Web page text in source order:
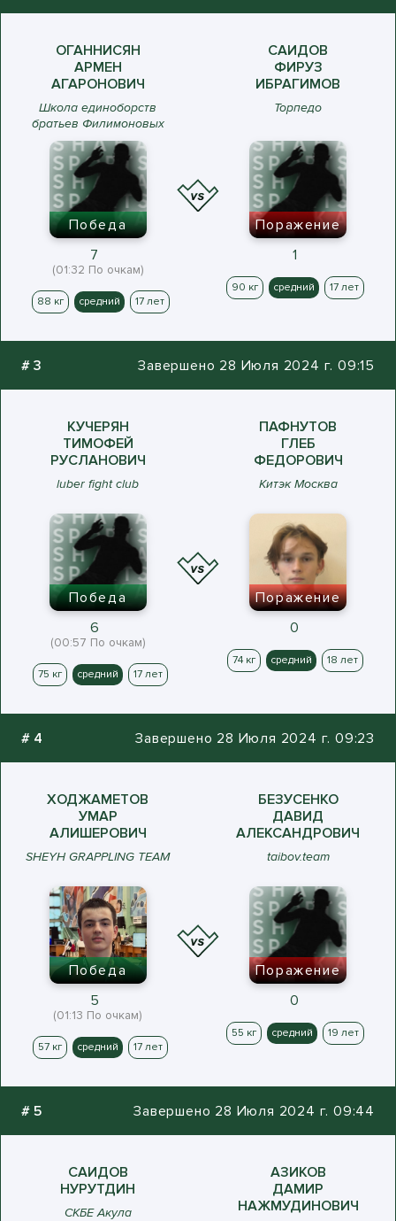
ОГАННИСЯН
АРМЕН
АГАРОНОВИЧ
Школа единоборств
братьев Филимоновых
САИДОВ
ФИРУЗ
ИБРАГИМОВ
Торпедо
Победа
7
(01:32 По очкам)
88 кг средний 17 лет
Поражение
1
90 кг средний 17 лет
# 3 Завершено 28 Июля 2024 г. 09:15
КУЧЕРЯН
ТИМОФЕЙ
РУСЛАНОВИЧ
luber fight club
ПАФНУТОВ
ГЛЕБ
ФЕДОРОВИЧ
Китэк Москва
Победа
6
(00:57 По очкам)
75 кг средний 17 лет
Поражение
0
74 кг средний 18 лет
# 4 Завершено 28 Июля 2024 г. 09:23
ХОДЖАМЕТОВ
УМАР
АЛИШЕРОВИЧ
SHEYH GRAPPLING TEAM
БЕЗУСЕНКО
ДАВИД
АЛЕКСАНДРОВИЧ
taibov.team
Победа
5
(01:13 По очкам)
57 кг средний 17 лет
Поражение
0
55 кг средний 19 лет
# 5 Завершено 28 Июля 2024 г. 09:44
САИДОВ
НУРУТДИН
СКБЕ Акула
АЗИКОВ
ДАМИР
НАЖМУДИНОВИЧ